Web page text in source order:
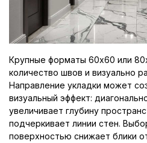
Крупные форматы 60x60 или
количество швов и визуально
Направление укладки может
визуальный эффект:
увеличивает глубину
подчеркивает линии стен.
поверхностью снижает блики